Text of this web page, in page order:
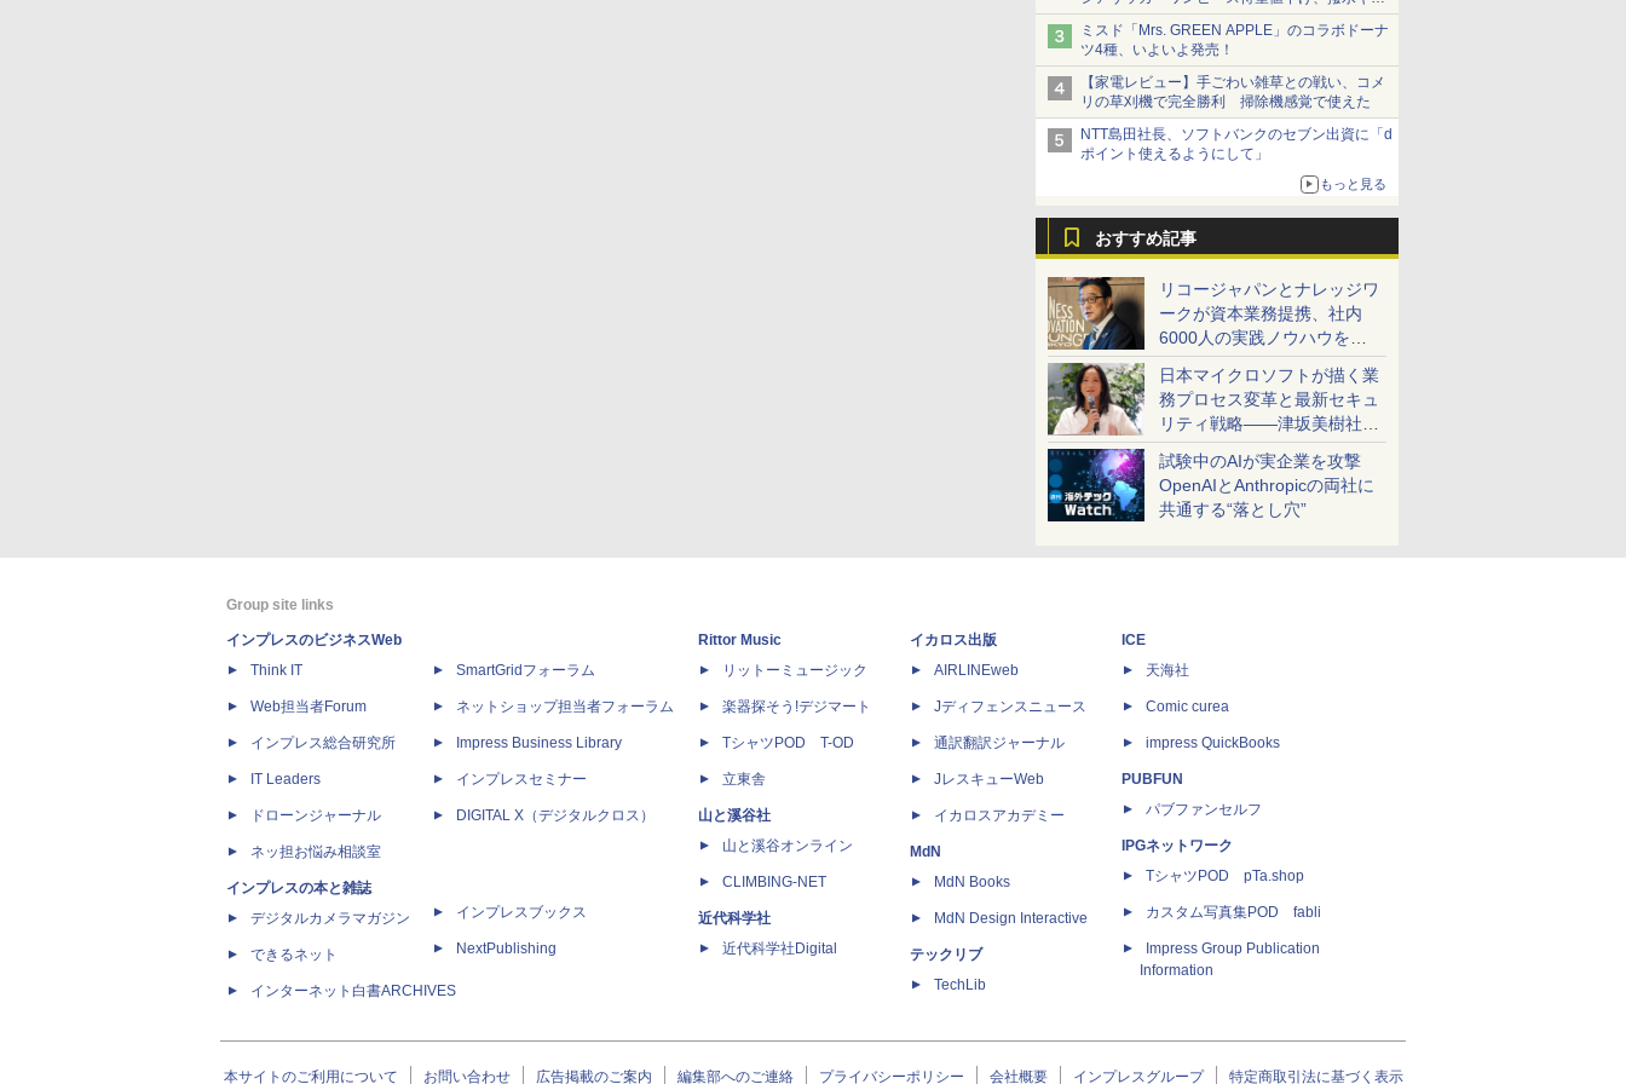
ショーツは1990円に
ミスド「Mrs. GREEN APPLE」のコラボドーナ
ツ4種、いよいよ発売！
【家電レビュー】手ごわい雑草との戦い、コメ
リの草刈機で完全勝利 掃除機感覚で使えた
NTT島田社長、ソフトバンクのセブン出資に「d
ポイント使えるようにして」
もっと見る
おすすめ記事
リコージャパンとナレッジワ
ークが資本業務提携、社内
6000人の実践ノウハウを生
かした「AI商談記録 for
RICOH」を展開へ
日本マイクロソフトが描く業
務プロセス変革と最新セキュ
リティ戦略――津坂美樹社長
が2027年度戦略を説明
試験中のAIが実企業を攻撃
OpenAIとAnthropicの両社に
共通する“落とし穴”
Group site links
インプレスのビジネスWeb
Think IT
Web担当者Forum
インプレス総合研究所
IT Leaders
ドローンジャーナル
ネッ担お悩み相談室
インプレスの本と雑誌
デジタルカメラマガジン
できるネット
インターネット白書ARCHIVES
SmartGridフォーラム
ネットショップ担当者フォーラム
Impress Business Library
インプレスセミナー
DIGITAL X（デジタルクロス）
インプレスブックス
NextPublishing
Rittor Music
リットーミュージック
楽器探そう!デジマート
TシャツPOD T-OD
立東舎
山と溪谷社
山と溪谷オンライン
CLIMBING-NET
近代科学社
近代科学社Digital
イカロス出版
AIRLINEweb
Jディフェンスニュース
通訳翻訳ジャーナル
JレスキューWeb
イカロスアカデミー
MdN
MdN Books
MdN Design Interactive
テックリブ
TechLib
ICE
天海社
Comic curea
impress QuickBooks
PUBFUN
パブファンセルフ
IPGネットワーク
TシャツPOD pTa.shop
カスタム写真集POD fabli
Impress Group Publication
Information
本サイトのご利用について お問い合わせ 広告掲載のご案内 編集部へのご連絡 プライバシーポリシー 会社概要 インプレスグループ 特定商取引法に基づく表示